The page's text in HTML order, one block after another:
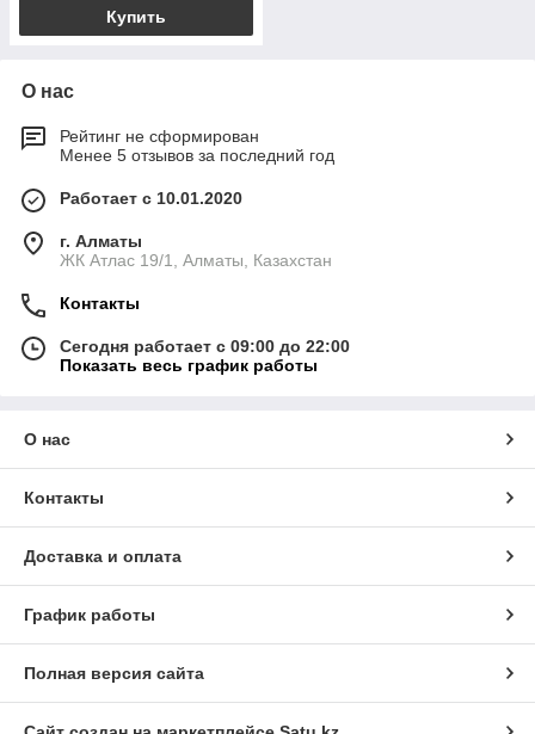
Купить
О нас
Рейтинг не сформирован
Менее 5 отзывов за последний год
Работает с 10.01.2020
г. Алматы
ЖК Атлас 19/1, Алматы, Казахстан
Контакты
Сегодня работает с 09:00 до 22:00
Показать весь график работы
О нас
Контакты
Доставка и оплата
График работы
Полная версия сайта